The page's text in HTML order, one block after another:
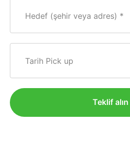
Hedef (şehir veya adres)
Tarih Pick up
Teklif alın